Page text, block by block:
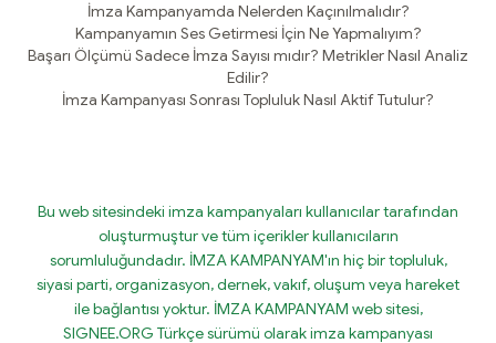
İmza Kampanyamda Nelerden Kaçınılmalıdır?
Kampanyamın Ses Getirmesi İçin Ne Yapmalıyım?
Başarı Ölçümü Sadece İmza Sayısı mıdır? Metrikler Nasıl Analiz
Edilir?
İmza Kampanyası Sonrası Topluluk Nasıl Aktif Tutulur?
Bu web sitesindeki imza kampanyaları kullanıcılar tarafından
oluşturmuştur ve tüm içerikler kullanıcıların
sorumluluğundadır. İMZA KAMPANYAM'ın hiç bir topluluk,
siyasi parti, organizasyon, dernek, vakıf, oluşum veya hareket
ile bağlantısı yoktur. İMZA KAMPANYAM web sitesi,
SIGNEE.ORG Türkçe sürümü olarak imza kampanyası